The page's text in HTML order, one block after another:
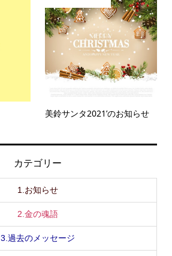
美鈴サンタ2021’のお知らせ
カテゴリー
1.お知らせ
2.金の魂語
3.過去のメッセージ